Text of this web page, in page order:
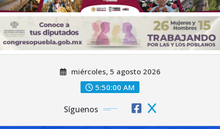
miércoles, 5 agosto 2026
5:50:02 AM
Síguenos